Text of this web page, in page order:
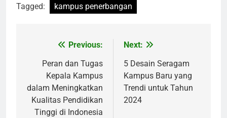
Tagged: kampus penerbangan
navigation
Previous:
Peran dan Tugas
Kepala Kampus
dalam Meningkatkan
Kualitas Pendidikan
Tinggi di Indonesia
Next:
5 Desain Seragam
Kampus Baru yang
Trendi untuk Tahun
2024